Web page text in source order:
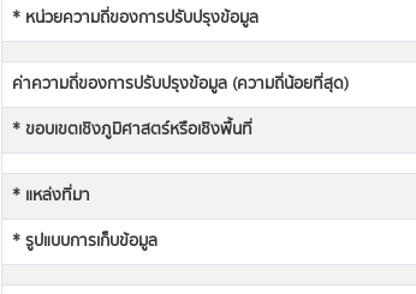
* หน่วยความถี่ของการปรับปรุงข้อมูล
ค่าความถี่ของการปรับปรุงข้อมูล (ความถี่น้อยที่สุด)
* ขอบเขตเชิงภูมิศาสตร์หรือเชิงพื้นที่
* แหล่งที่มา
* รูปแบบการเก็บข้อมูล